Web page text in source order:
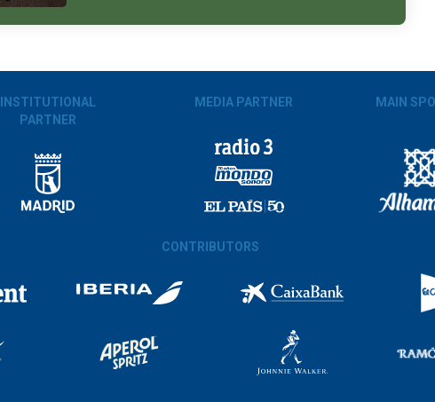
INSTITUTIONAL
PARTNER
MEDIA PARTNER MAIN
CONTRIBUTORS